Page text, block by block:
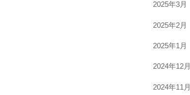
2025年3月
2025年2月
2025年1月
2024年12月
2024年11月